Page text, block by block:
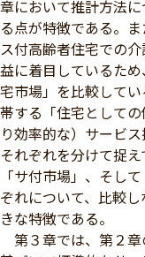
章において推計方法
る点が特徴である。
ス付高齢者住宅での
益に着目しているた
宅市場」を比較して
帯する「住宅として
り効率的な）サービ
それぞれを分けて捉
「サ付市場」、そし
ぞれについて、比較
きな特徴である。
第３章では、第２章